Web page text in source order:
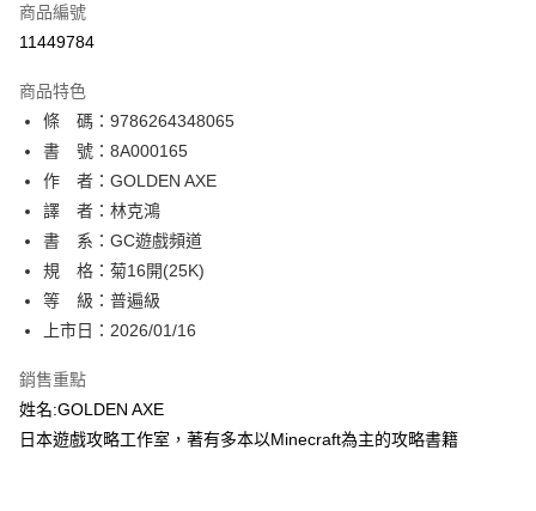
超商取貨付款
相關說明
【關於「AFTEE先享後付」】
AFTEE先享後付是「在收到商品之後才付款」的支付方式。 讓您購物簡單
便利好安心！
１．簡單：不需註冊會員、不需綁卡、不需儲值。
２．便利：只要手機號碼，簡訊認證，即可結帳。
３．安心：先確認商品／服務後，再付款。
【「AFTEE先享後付」結帳流程】
１．於結帳方式選擇「AFTEE先享後付」後，將跳轉至「AFTEE先享後付」
結帳頁面，進行簡訊認證並確認金額後，即可完成結帳。
２．訂單成立數日內，您將收到繳費通知簡訊。
ATM／網路銀行／等多元方式進行付款，方視為交易完成。
※ 請注意：結帳手續完成當下不需立刻繳費，但若您需要取消訂單，請聯絡
購買商品的店家。未經商家同意取消之訂單仍視為有效，需透過AFTEE先享
後付繳納相關費用。
ATM付款
運送方式
全家取貨付款
每筆NT$80，滿NT$500(含以上)免運費
付款後全家取貨
每筆NT$80，滿NT$500(含以上)免運費
商品編號
11449784
商品特色
條 碼：9786264348065
書 號：8A000165
作 者：GOLDEN AXE
譯 者：林克鴻
書 系：GC遊戲頻道
規 格：菊16開(25K)
等 級：普遍級
上市日：2026/01/16
銷售重點
姓名:GOLDEN AXE
日本遊戲攻略工作室，著有多本以Minecraft為主的攻略書籍